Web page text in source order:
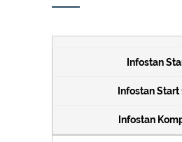
Infostan
Infostan Start
Infostan